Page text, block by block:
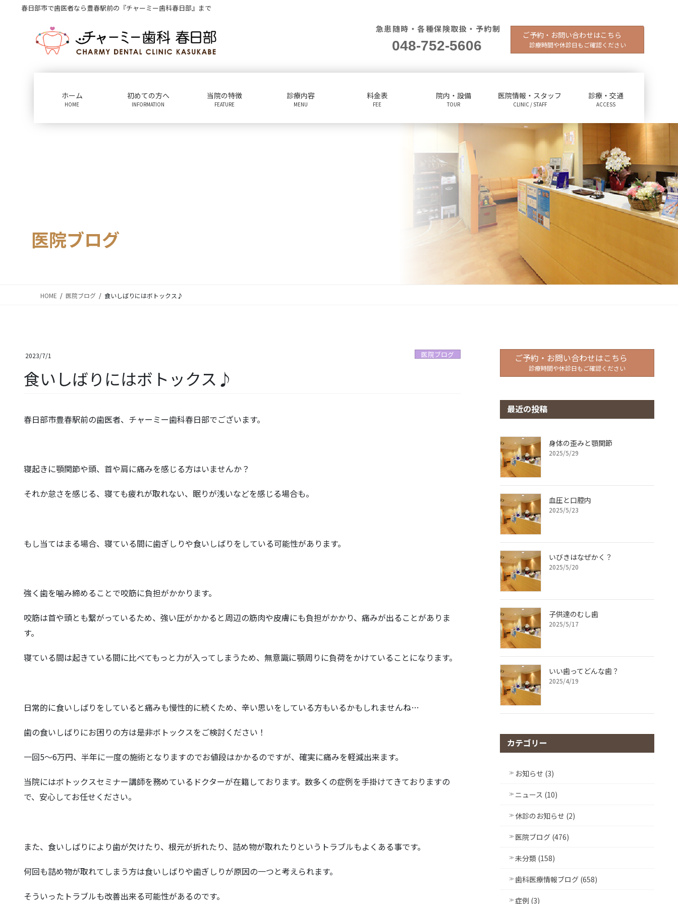
春日部市で歯医者なら豊春駅前の『チャーミー歯科春日部』まで
急患随時・各種保険取扱・予約制
048-752-5606
ご予約・お問い合わせはこちら
診療時間や休診日もご確認ください
ホーム
HOME
初めての方へ
INFORMATION
当院の特徴
FEATURE
診療内容
MENU
料金表
FEE
院内・設備
TOUR
医院情報・スタッフ
CLINIC / STAFF
診療・交通
ACCESS
医院ブログ
HOME 医院ブログ 食いしばりにはボトックス♪
2023/7/1 医院ブログ
食いしばりにはボトックス♪
春日部市豊春駅前の歯医者、チャーミー歯科春日部でございます。
寝起きに顎関節や頭、首や肩に痛みを感じる方はいませんか？
それか怠さを感じる、寝ても疲れが取れない、眠りが浅いなどを感じる場合も。
もし当てはまる場合、寝ている間に歯ぎしりや食いしばりをしている可能性があります。
強く歯を噛み締めることで咬筋に負担がかかります。
咬筋は首や頭とも繋がっているため、強い圧がかかると周辺の筋肉や皮膚にも負担がかかり、痛みが出ることがありま
す。
寝ている間は起きている間に比べてもっと力が入ってしまうため、無意識に顎周りに負荷をかけていることになります。
日常的に食いしばりをしていると痛みも慢性的に続くため、辛い思いをしている方もいるかもしれませんね…
歯の食いしばりにお困りの方は是非ボトックスをご検討ください！
一回5〜6万円、半年に一度の施術となりますのでお値段はかかるのですが、確実に痛みを軽減出来ます。
当院にはボトックスセミナー講師を務めているドクターが在籍しております。数多くの症例を手掛けてきておりますの
で、安心してお任せください。
また、食いしばりにより歯が欠けたり、根元が折れたり、詰め物が取れたりというトラブルもよくある事です。
何回も詰め物が取れてしまう方は食いしばりや歯ぎしりが原因の一つと考えられます。
そういったトラブルも改善出来る可能性があるのです。
ご予約・お問い合わせはこちら
診療時間や休診日もご確認ください
最近の投稿
身体の歪みと顎関節
2025/5/29
血圧と口腔内
2025/5/23
いびきはなぜかく？
2025/5/20
子供達のむし歯
2025/5/17
いい歯ってどんな歯？
2025/4/19
カテゴリー
お知らせ (3)
ニュース (10)
休診のお知らせ (2)
医院ブログ (476)
未分類 (158)
歯科医療情報ブログ (658)
症例 (3)